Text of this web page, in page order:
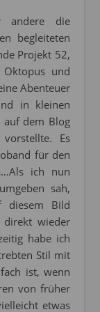
andere die
begleiteten
Projekt 52,
und
Abenteuer
in kleinen
dem Blog
Es
für den
ich nun
sah,
Bild
wieder
habe ich
Stil mit
ist, wenn
von früher
etwas